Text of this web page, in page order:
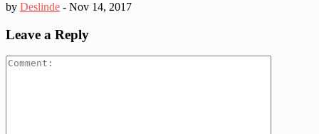
by Deslinde - Nov 14, 2017
Leave a Reply